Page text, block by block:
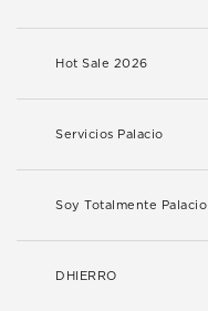
Hot Sale 2026
Servicios Palacio
Soy Totalmente Palacio
DHIERRO